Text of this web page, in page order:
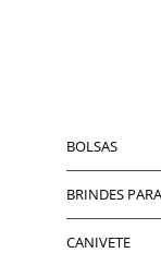
BOLSAS
BRINDES
CANIVETE